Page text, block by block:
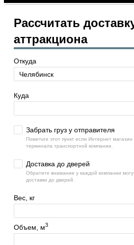
Рассчитать
аттракциона
Откуда
Куда
Забрать груз у отправителя
Пометьте этот пункт если Интернет
терминала транспортной компании.
Доставка до дверей
Обратите внимание у каждой компании
доставки до дверей.
Вес, кг
Объем, м3